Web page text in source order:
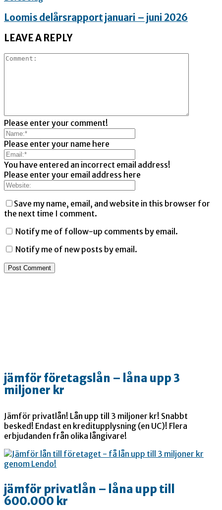
Loomis delårsrapport januari – juni 2026
LEAVE A REPLY
Please enter your comment!
Please enter your name here
You have entered an incorrect email address!
Please enter your email address here
Save my name, email, and website in this browser for
the next time I comment.
Notify me of follow-up comments by email.
Notify me of new posts by email.
jämför företagslån – låna upp 3
miljoner kr
Jämför privatlån! Lån upp till 3 miljoner kr! Snabbt
besked! Endast en kreditupplysning (en UC)! Flera
erbjudanden från olika långivare!
jämför privatlån – låna upp till
600.000 kr